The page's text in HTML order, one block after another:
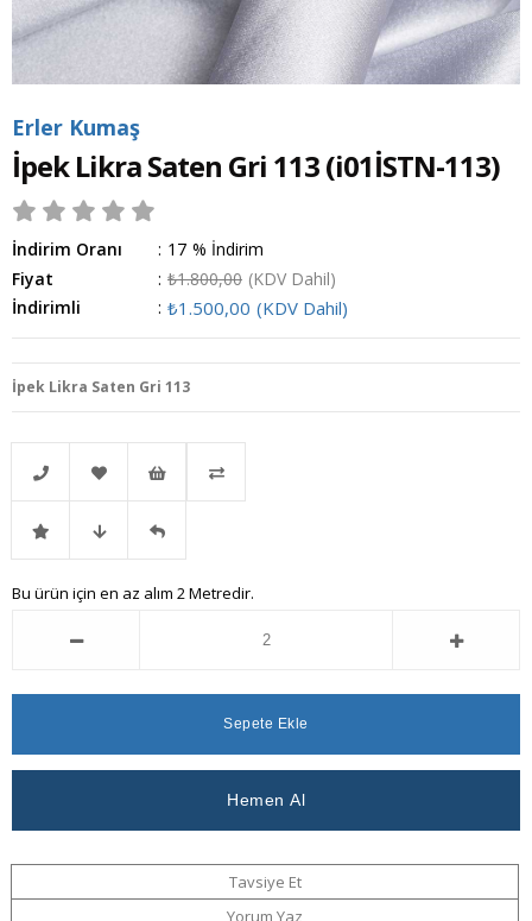
Erler Kumaş
İpek Likra Saten Gri 113(i01İSTN-113)
İndirim Oranı : %
17
İndirim
Fiyat
: ₺1.800,00 (KDV Dahil)
İndirimli
: ₺1.500,00 (KDV Dahil)
İpek Likra Saten Gri 113
Telefonla
Sipariş
Favorilere
Ekle
İstek
Listeme
İndirimli Fiyat
Ver
Gelince
Bu ürün için en az alım 2 Metredir.
Tavsiye Et
Yorum Yaz